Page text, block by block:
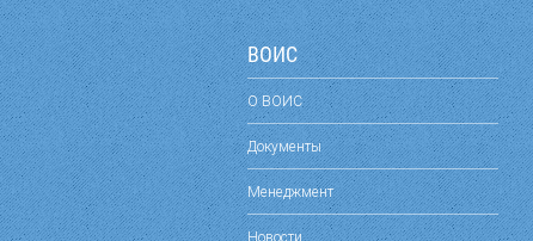
ВОИС
О ВОИС
Документы
Менеджмент
Новости